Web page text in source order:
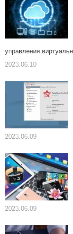
Вход в аккаунт
управления
2023.06.10
2023.06.09
2023.06.09